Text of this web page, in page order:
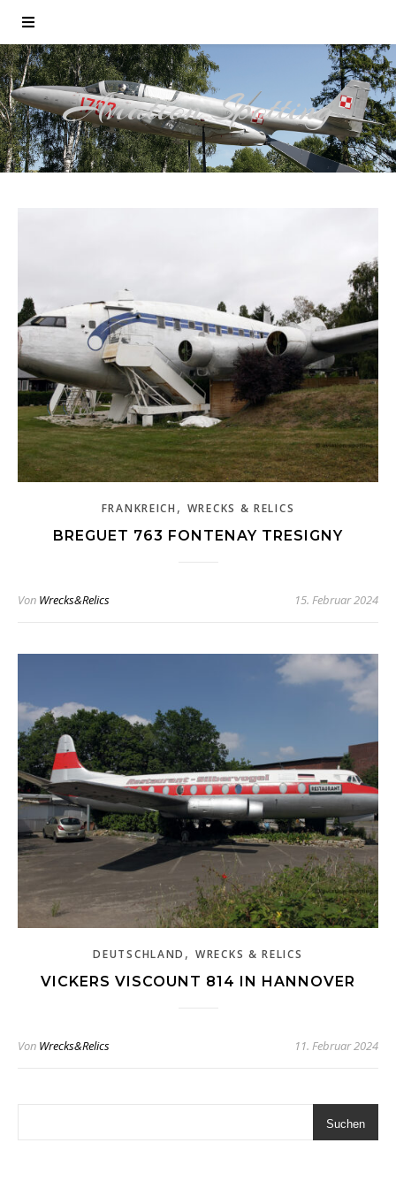
Aviation Spotting
FRANKREICH , WRECKS & RELICS
BREGUET 763 FONTENAY TRESIGNY
Von Wrecks&Relics 15. Februar 2024
DEUTSCHLAND ,WRECKS & RELICS
VICKERS VISCOUNT 814 IN HANNOVER
Von Wrecks&Relics 11. Februar 2024
Suchen